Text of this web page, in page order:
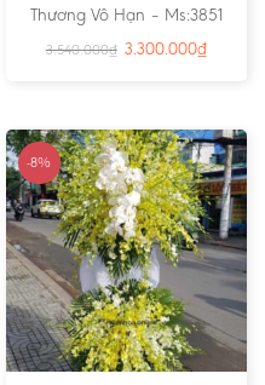
Thương Vô Hạn – Ms:3851
3.540.000₫ 3.300.000₫
-8%